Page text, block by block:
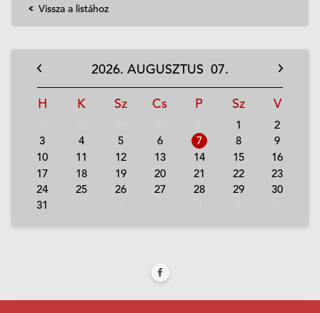
Vissza a listához
2026. AUGUSZTUS 07.
H K Sz Cs P Sz V
1
2
3
4 5 6 7 8
9
10
11 12 13 14 15
16
17
18 19 20 21 22
23
24
25 26 27 28 29
30
31